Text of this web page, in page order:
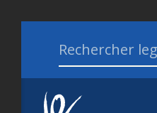
Search for: